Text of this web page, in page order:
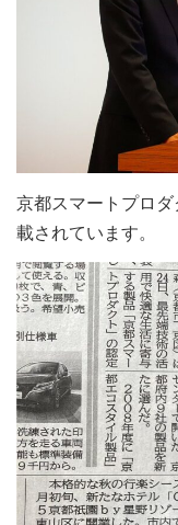
京都スマートプロ
載されています。